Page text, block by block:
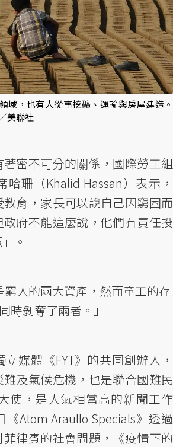
域，也有人從事挖礦、運輸與房屋建造。
美聯社
密不可分的關係，國際勞工組
珊（Khalid Hassan）表示，
教育，家長可以說自己因窮困而
府不能這麼說，他們有責任投
。
窮人的兩大資產，然而童工的存
時剝奪了兩者。」
媒體《FYT》的共同創辦人，
及氣候危機，也是聯合國難民
使，是人氣相當高的新聞工作
Atom Araullo Specials》透過
律賓的社會問題，《疫情下的